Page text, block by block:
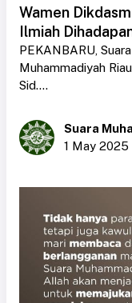
Wamen
Ilmiah
PEKANBARU,
Muhammadiyah
Sid....
Suara
1 May 2025